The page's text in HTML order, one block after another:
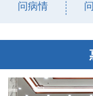
问病情